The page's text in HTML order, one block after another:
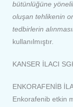
bütünlüğüne
oluşan tehlikenin
tedbirlerin
kullanılmıştır.
KANSER İLACI
ENKORAFENİB
Enkorafenib etkin